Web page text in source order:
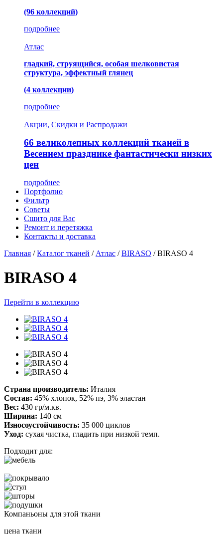
(96 коллекций)
подробнее
Атлас
гладкий, струящийся, особая шелковистая
структура, эффектный глянец
(4 коллекции)
подробнее
Акции, Скидки и Распродажи
66 великолепных коллекций тканей в
Весеннем празднике фантастически низких
цен
подробнее
Портфолио
Фильтр
Советы
Сшито для Вас
Ремонт и перетяжка
Контакты и доставка
Главная / Каталог тканей / Атлас / BIRASO / BIRASO 4
BIRASO 4
Перейти в коллекцию
Страна производитель: Италия
Состав: 45% хлопок, 52% пэ, 3% эластан
Вес: 430 гр/м.кв.
Ширина: 140 см
Износоустойчивость: 35 000 циклов
Уход: сухая чистка, гладить при низкой темп.
Подходит для:
Компаньоны для этой ткани
цена ткани